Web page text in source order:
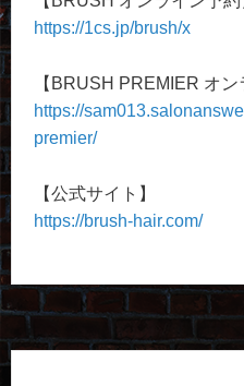
https://1cs.jp/brush/x
【BRUSH PREMIER オン
https://
premier/
【公式サイト】
https://brush-hair.com/